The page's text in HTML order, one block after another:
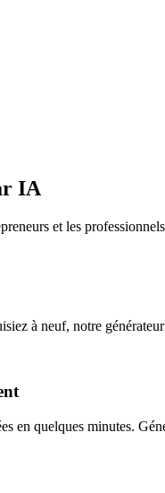
IA
et les
à neuf, notre
en quelques minutes.